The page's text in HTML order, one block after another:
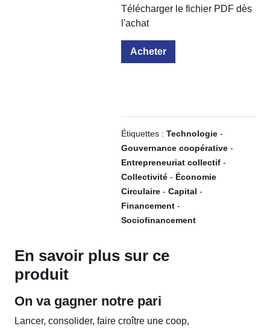
Télécharger le fichier PDF dès
l'achat
Acheter
Étiquettes : Technologie-
Gouvernance coopérative-
Entrepreneuriat collectif-
Collectivité- Économie
Circulaire- Capital -
Financement-
Sociofinancement
En savoir plus sur ce
produit
On va gagner notre pari
Lancer, consolider, faire croître une coop,